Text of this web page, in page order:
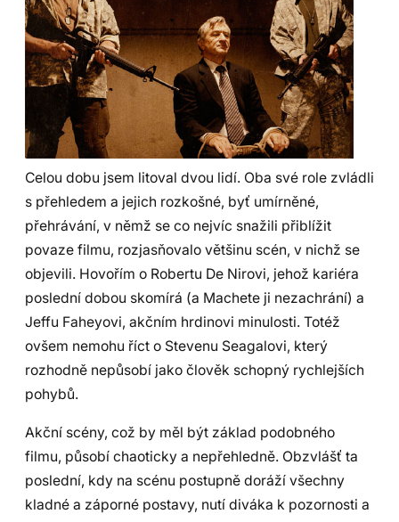
Celou dobu jsem litoval dvou lidí. Oba své role zvládli
s přehledem a jejich rozkošné, byť umírněné,
přehrávání, v němž se co nejvíc snažili přiblížit
povaze filmu, rozjasňovalo většinu scén, v nichž se
objevili. Hovořím o Robertu De Nirovi, jehož kariéra
poslední dobou skomírá (a Machete ji nezachrání) a
Jeffu Faheyovi, akčním hrdinovi minulosti. Totéž
ovšem nemohu říct o Stevenu Seagalovi, který
rozhodně nepůsobí jako člověk schopný rychlejších
pohybů.
Akční scény, což by měl být základ podobného
filmu, působí chaoticky a nepřehledně. Obzvlášť ta
poslední, kdy na scénu postupně doráží všechny
kladné a záporné postavy, nutí diváka k pozornosti a